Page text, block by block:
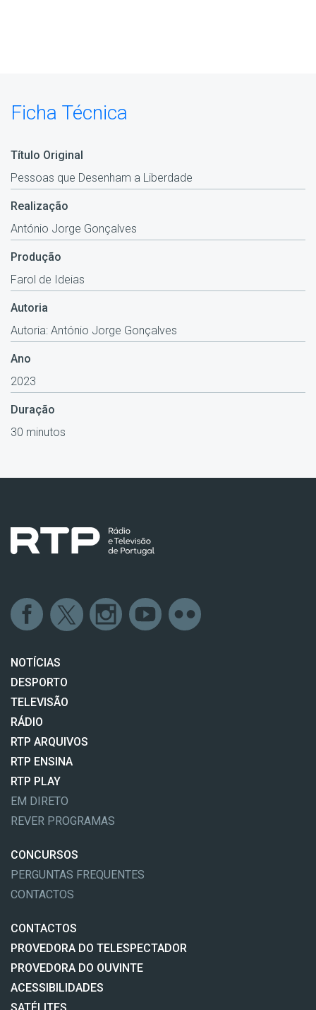
Ficha Técnica
Título Original
Pessoas que Desenham a Liberdade
Realização
António Jorge Gonçalves
Produção
Farol de Ideias
Autoria
Autoria: António Jorge Gonçalves
Ano
2023
Duração
30 minutos
NOTÍCIAS
DESPORTO
TELEVISÃO
RÁDIO
RTP ARQUIVOS
RTP ENSINA
RTP PLAY
EM DIRETO
REVER PROGRAMAS
CONCURSOS
PERGUNTAS FREQUENTES
CONTACTOS
CONTACTOS
PROVEDORA DO TELESPECTADOR
PROVEDORA DO OUVINTE
ACESSIBILIDADES
SATÉLITES